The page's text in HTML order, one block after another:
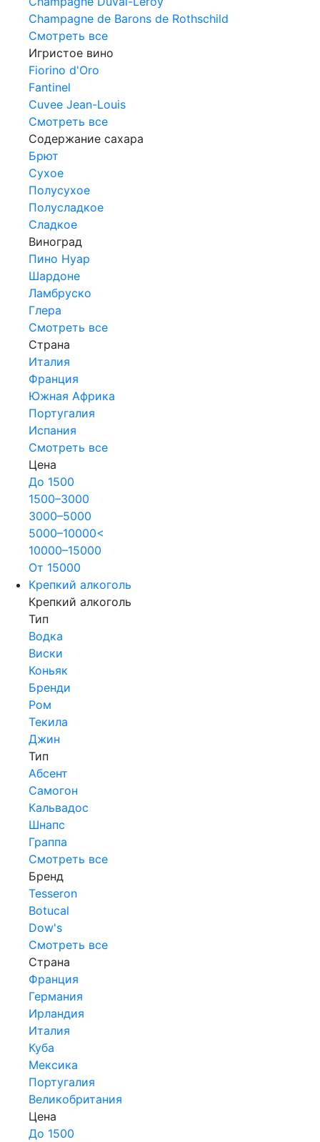
Champagne de Barons de Rothschild
Смотреть все
Игристое вино
Fiorino d'Oro
Fantinel
Cuvee Jean-Louis
Смотреть все
Содержание сахара
Брют
Сухое
Полусухое
Полусладкое
Сладкое
Виноград
Пино Нуар
Шардоне
Ламбруско
Глера
Смотреть все
Страна
Италия
Франция
Южная Африка
Португалия
Испания
Смотреть все
Цена
До 1500
1500–3000
3000–5000
5000–10000<
10000–15000
От 15000
Крепкий алкоголь
Крепкий алкоголь
Тип
Водка
Виски
Коньяк
Бренди
Ром
Текила
Джин
Тип
Абсент
Самогон
Кальвадос
Шнапс
Граппа
Смотреть все
Бренд
Tesseron
Botucal
Dow's
Смотреть все
Страна
Франция
Германия
Ирландия
Италия
Куба
Мексика
Португалия
Великобритания
Цена
До 1500